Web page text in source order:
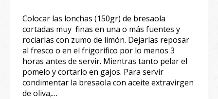
Colocar las lonchas (150gr) de bresaola
cortadas muy finas en una o más fuentes y
rociarlas con zumo de limón. Dejarlas reposar
al fresco o en el frigorífico por lo menos 3
horas antes de servir. Mientras tanto pelar el
pomelo y cortarlo en gajos. Para servir
condimentar la bresaola con aceite extravirgen
de oliva,…